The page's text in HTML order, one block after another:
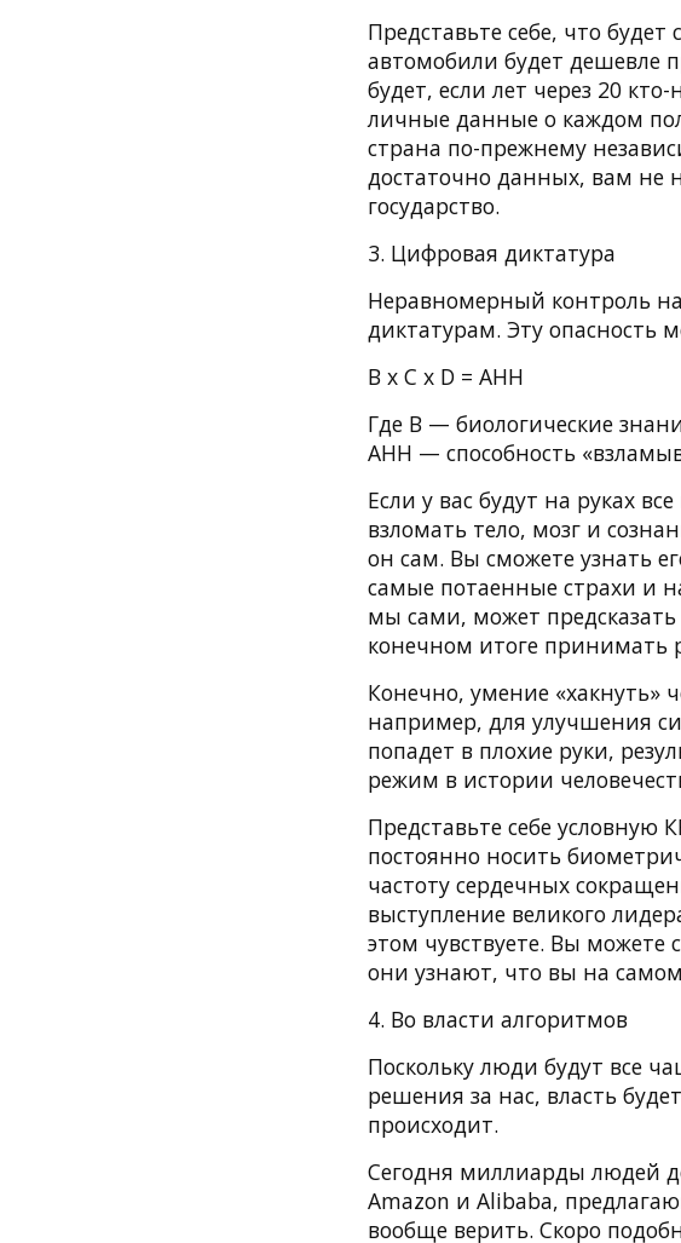
Представьте себе, что
автомобили будет дешевле
будет, если лет через 20
личные данные о каждом
страна по-прежнему
достаточно данных, вам не
государство.
3. Цифровая диктатура
Неравномерный контроль
диктатурам. Эту опасность
B x C x D = AHH
Где B — биологические
AHH — способность
Если у вас будут на руках
взломать тело, мозг и
он сам. Вы сможете узнать
самые потаенные страхи и
мы сами, может
конечном итоге принимать
Конечно, умение «хакнуть»
например, для улучшения
попадет в плохие руки,
режим в истории
Представьте себе условную
постоянно носить
частоту сердечных
выступление великого
этом чувствуете. Вы можете
они узнают, что вы на самом
4. Во власти алгоритмов
Поскольку люди будут все
решения за нас, власть
происходит.
Сегодня миллиарды людей
Amazon и Alibaba,
вообще верить. Скоро